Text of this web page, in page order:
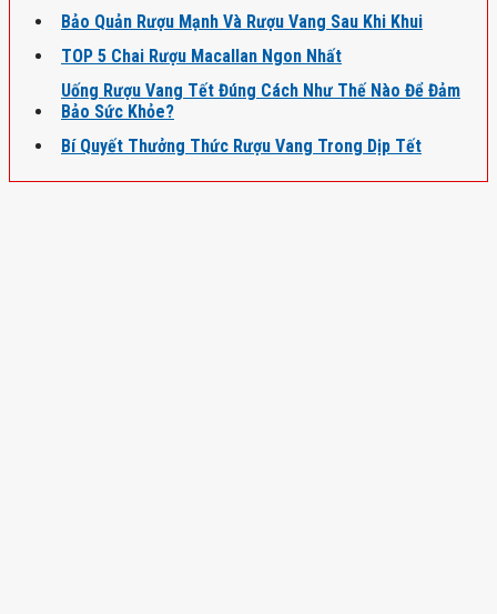
Bảo Quản Rượu Mạnh Và Rượu Vang Sau Khi Khui
TOP 5 Chai Rượu Macallan Ngon Nhất
Uống Rượu Vang Tết Đúng Cách Như Thế Nào Để Đảm
Bảo Sức Khỏe?
Bí Quyết Thưởng Thức Rượu Vang Trong Dịp Tết